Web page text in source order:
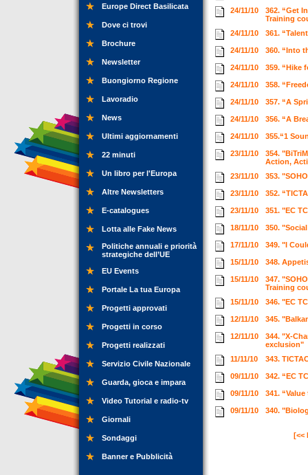
Europe Direct Basilicata
Dove ci trovi
Brochure
Newsletter
Buongiorno Regione
Lavoradio
News
Ultimi aggiornamenti
22 minuti
Un libro per l'Europa
Altre Newsletters
E-catalogues
Lotta alle Fake News
Politiche annuali e priorità
strategiche dell’UE
EU Events
Portale La tua Europa
Progetti approvati
Progetti in corso
Progetti realizzati
Servizio Civile Nazionale
Guarda, gioca e impara
Video Tutorial e radio-tv
Giornali
Sondaggi
Banner e Pubblicità
24/11/10
362. “Get
Training
24/11/10
361.
24/11/10 360. “Into
24/11/10 359. “Hike
24/11/10 358.
24/11/10 357. “A
24/11/10 356. “A
24/11/10 355.“1
23/11/10
354.
Action,
23/11/10
353.
23/11/10 352.
23/11/10 351. "EC
18/11/10 350.
17/11/10 349. "I
15/11/10 348.
15/11/10
347.
Training
15/11/10
346. "EC
12/11/10 345.
12/11/10
344. "X-
exclusion"
11/11/10
343.
09/11/10 342. “EC
09/11/10 341.
09/11/10 340.
[<<